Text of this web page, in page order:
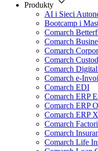
Produkty
AI i Sieci
Bootcamp i
Comarch
Comarch
Comarch
Comarch
Comarch
Comarch e-
Comarch EDI
Comarch ERP
Comarch ERP
Comarch ERP
Comarch
Comarch
Comarch Life